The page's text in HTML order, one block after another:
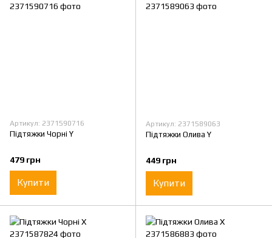
Артикул: 2371590716
Підтяжки Чорні Y
479 грн
Купити
Артикул: 2371589063
Підтяжки Олива Y
449 грн
Купити